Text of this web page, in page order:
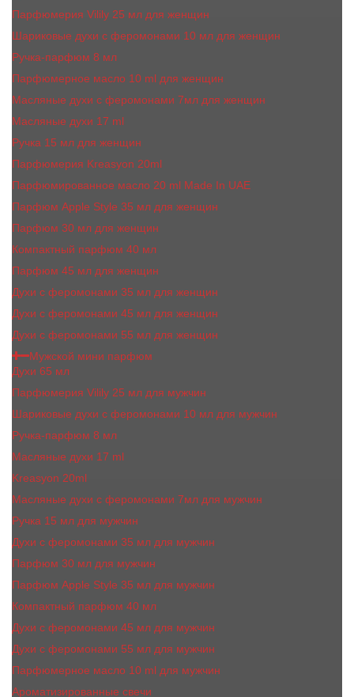
Парфюмерия Vilily 25 мл для женщин
Шариковые духи с феромонами 10 мл для женщин
Ручка-парфюм 8 мл
Парфюмерное масло 10 ml для женщин
Масляные духи c феромонами 7мл для женщин
Масляные духи 17 ml
Ручка 15 мл для женщин
Парфюмерия Kreasyon 20ml
Парфюмированное масло 20 ml Made In UAE
Парфюм Apple Style 35 мл для женщин
Парфюм 30 мл для женщин
Компактный парфюм 40 мл
Парфюм 45 мл для женщин
Духи с феромонами 35 мл для женщин
Духи с феромонами 45 мл для женщин
Духи с феромонами 55 мл для женщин
Мужской мини парфюм
Духи 65 мл
Парфюмерия Vilily 25 мл для мужчин
Шариковые духи с феромонами 10 мл для мужчин
Ручка-парфюм 8 мл
Масляные духи 17 ml
Kreasyon 20ml
Масляные духи c феромонами 7мл для мужчин
Ручка 15 мл для мужчин
Духи с феромонами 35 мл для мужчин
Парфюм 30 мл для мужчин
Парфюм Apple Style 35 мл для мужчин
Компактный парфюм 40 мл
Духи с феромонами 45 мл для мужчин
Духи с феромонами 55 мл для мужчин
Парфюмерное масло 10 ml для мужчин
Ароматизированные свечи